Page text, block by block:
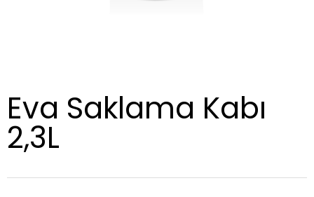
Eva Saklama Kabı
2,3L